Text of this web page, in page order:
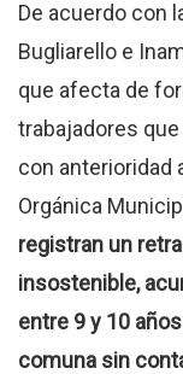
De acuerdo con
Bugliarello e
que afecta de
trabajadores
con anterioridad
Orgánica
registran un
insostenible,
entre 9 y 10
comuna sin